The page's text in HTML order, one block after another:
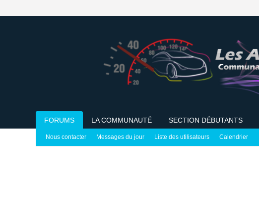
FORUMS LA COMMUNAUTÉ SECTION DÉBUTANTS
Nous contacter Messages du jour Liste des utilisateurs Calendrier